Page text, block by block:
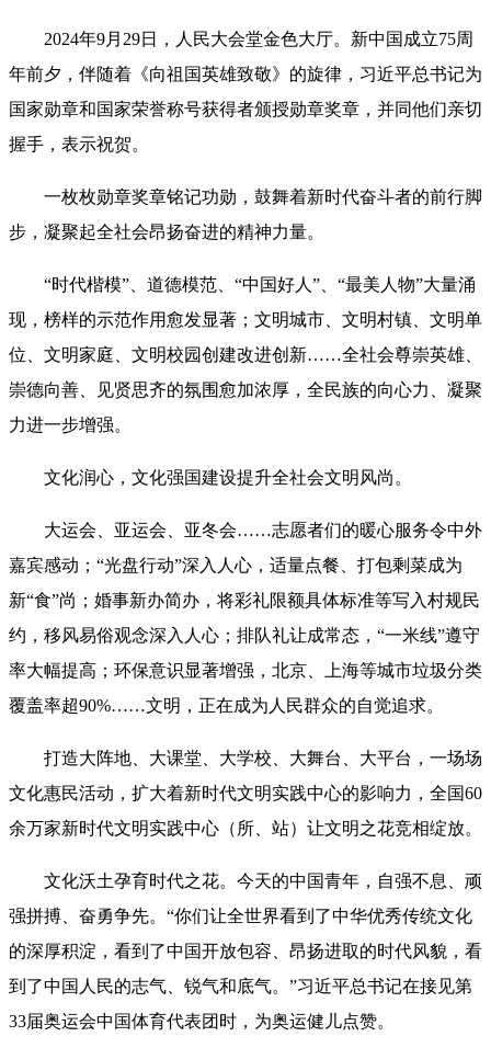
2024年9月29日，人民大会堂金色大厅。新中国成立75周
年前夕，伴随着《向祖国英雄致敬》的旋律，习近平总书记为
国家勋章和国家荣誉称号获得者颁授勋章奖章，并同他们亲切
握手，表示祝贺。
一枚枚勋章奖章铭记功勋，鼓舞着新时代奋斗者的前行脚
步，凝聚起全社会昂扬奋进的精神力量。
“时代楷模”、道德模范、“中国好人”、“最美人物”大量涌
现，榜样的示范作用愈发显著；文明城市、文明村镇、文明单
位、文明家庭、文明校园创建改进创新……全社会尊崇英雄、
崇德向善、见贤思齐的氛围愈加浓厚，全民族的向心力、凝聚
力进一步增强。
文化润心，文化强国建设提升全社会文明风尚。
大运会、亚运会、亚冬会……志愿者们的暖心服务令中外
嘉宾感动；“光盘行动”深入人心，适量点餐、打包剩菜成为
新“食”尚；婚事新办简办，将彩礼限额具体标准等写入村规民
约，移风易俗观念深入人心；排队礼让成常态，“一米线”遵守
率大幅提高；环保意识显著增强，北京、上海等城市垃圾分类
覆盖率超90%……文明，正在成为人民群众的自觉追求。
打造大阵地、大课堂、大学校、大舞台、大平台，一场场
文化惠民活动，扩大着新时代文明实践中心的影响力，全国60
余万家新时代文明实践中心（所、站）让文明之花竞相绽放。
文化沃土孕育时代之花。今天的中国青年，自强不息、顽
强拼搏、奋勇争先。“你们让全世界看到了中华优秀传统文化
的深厚积淀，看到了中国开放包容、昂扬进取的时代风貌，看
到了中国人民的志气、锐气和底气。”习近平总书记在接见第
33届奥运会中国体育代表团时，为奥运健儿点赞。